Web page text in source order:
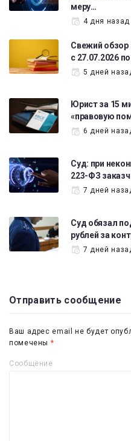
меру…
4 дня назад
Свежий обзор
с 27.07.2026
5 дней
Юрист за 15
«правовую
6 дней
Суд: при
223-ФЗ
7 дней
Суд обязал
рублей за
7 дней
Отправить сообщение
Ваш адрес email не будет
помечены *
Сообщение